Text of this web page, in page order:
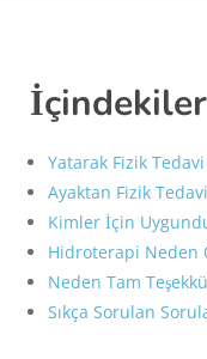
İçindekiler
Yatarak Fizik
Ayaktan Fizik
Kimler İçin
Hidroterapi Neden
Neden Tam
Sıkça Sorulan